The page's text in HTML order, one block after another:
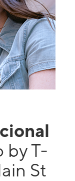
by T-
St